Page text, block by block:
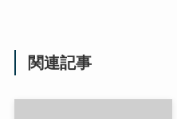
関連記事